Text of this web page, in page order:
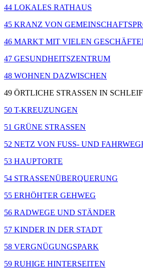
44 LOKALES RATHAUS
45 KRANZ VON
46 MARKT MIT VIELEN
47 GESUNDHEITSZENTRUM
48 WOHNEN DAZWISCHEN
49 ÖRTLICHE STRASSEN IN
50 T-KREUZUNGEN
51 GRÜNE STRASSEN
52 NETZ VON FUSS- UND
53 HAUPTORTE
54 STRASSENÜBERQUERUNG
55 ERHÖHTER GEHWEG
56 RADWEGE UND STÄNDER
57 KINDER IN DER STADT
58 VERGNÜGUNGSPARK
59 RUHIGE HINTERSEITEN